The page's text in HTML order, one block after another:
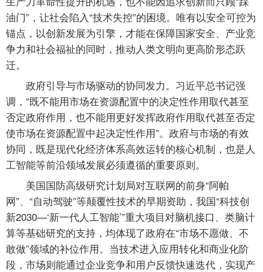
油门”，让社会陷入“技术失控”的困境。唯有以安全可控为
锚点，以创新发展为引擎，才能在保障国家安全、产业竞
争力和社会福祉的同时，推动人类文明向更高阶形态跃
迁。
政府引导与市场驱动的协同发力。习近平总书记强
调，“既不能用市场在资源配置中的决定性作用取代甚至
否定政府作用，也不能用更好发挥政府作用取代甚至否定
使市场在资源配置中起决定性作用”。政府与市场的有效
协同，既是现代化经济体系高效运转的核心机制，也是人
工智能等前沿领域发展必须遵循的重要原则。
美国国防高级研究计划局对互联网的前身“阿帕
网”、“自动驾驶”等颠覆性技术的早期资助，我国“科技创
新2030—‘新一代人工智能’”重大项目对脑机接口、类脑计
算等基础研究的支持，均体现了政府在“市场不愿做、不
敢做”领域的补位作用。当技术进入应用转化和商业化阶
段，市场则能通过企业竞争和用户反馈快速迭代，实现产